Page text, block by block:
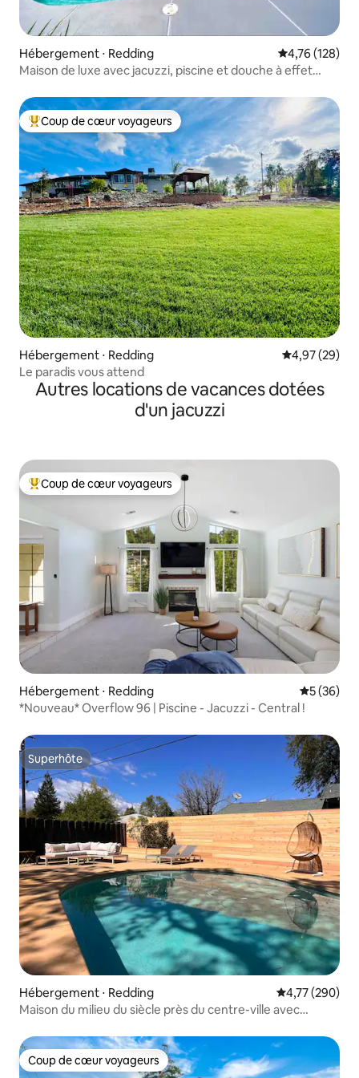
Hébergement ⋅ Redding Évaluation
4,76 (128)
Maison de luxe avec jacuzzi, piscine et douche à effet
Coups de cœur voyageurs les plus appréciés
Coup de cœur voyageurs
Hébergement ⋅ Redding Évaluation
4,97 (29)
Le paradis vous attend
Autres locations de vacances dotées
d'un jacuzzi
Coups de cœur voyageurs les plus appréciés
Coup de cœur voyageurs
Hébergement ⋅ Redding
5 (36)
*Nouveau* Overflow 96 | Piscine - Jacuzzi - Central !
Superhôte
Superhôte
Hébergement ⋅ Redding Évaluation
4,77 (290)
Maison du milieu du siècle près du centre-ville avec
Coup de cœur voyageurs
Coup de cœur voyageurs